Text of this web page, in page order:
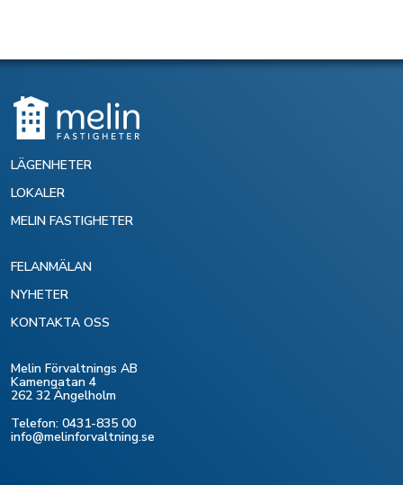
LÄGENHETER
LOKALER
MELIN FASTIGHETER
FELANMÄLAN
NYHETER
KONTAKTA OSS
Melin Förvaltnings AB
Kamengatan 4
262 32 Ängelholm
Telefon: 0431-835 00
info@melinforvaltning.se